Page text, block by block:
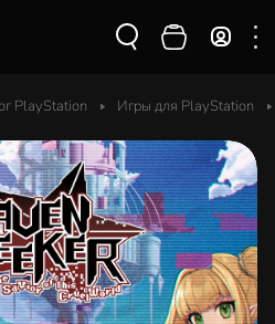
PlayStation Игры для PlayStation